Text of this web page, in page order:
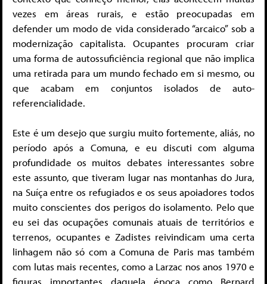
vezes em áreas rurais, e estão preocupadas em
defender um modo de vida considerado “arcaico” sob a
modernização capitalista. Ocupantes procuram criar
uma forma de autossuficiência regional que não implica
uma retirada para um mundo fechado em si mesmo, ou
que acabam em conjuntos isolados de auto-
referencialidade.
Este é um desejo que surgiu muito fortemente, aliás, no
período após a Comuna, e eu discuti com alguma
profundidade os muitos debates interessantes sobre
este assunto, que tiveram lugar nas montanhas do Jura,
na Suíça entre os refugiados e os seus apoiadores todos
muito conscientes dos perigos do isolamento. Pelo que
eu sei das ocupações comunais atuais de territórios e
terrenos, ocupantes e Zadistes reivindicam uma certa
linhagem não só com a Comuna de Paris mas também
com lutas mais recentes, como a Larzac nos anos 1970 e